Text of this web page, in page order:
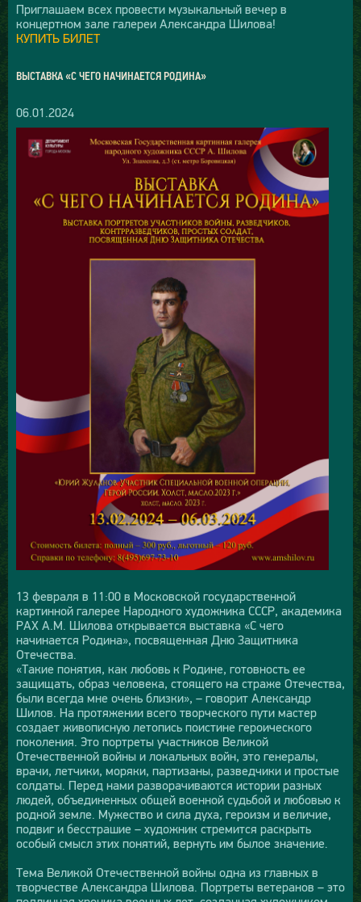
Приглашаем всех провести музыкальный вечер в
концертном зале галереи Александра Шилова!
КУПИТЬ БИЛЕТ
ВЫСТАВКА «С ЧЕГО НАЧИНАЕТСЯ РОДИНА»
06.01.2024
13 февраля в 11:00 в Московской государственной
картинной галерее Народного художника СССР, академика
РАХ А.М. Шилова открывается выставка «С чего
начинается Родина», посвященная Дню Защитника
Отечества.
«Такие понятия, как любовь к Родине, готовность ее
защищать, образ человека, стоящего на страже Отечества,
были всегда мне очень близки», – говорит Александр
Шилов. На протяжении всего творческого пути мастер
создает живописную летопись поистине героического
поколения. Это портреты участников Великой
Отечественной войны и локальных войн, это генералы,
врачи, летчики, моряки, партизаны, разведчики и простые
солдаты. Перед нами разворачиваются истории разных
людей, объединенных общей военной судьбой и любовью к
родной земле. Мужество и сила духа, героизм и величие,
подвиг и бесстрашие – художник стремится раскрыть
особый смысл этих понятий, вернуть им былое значение.
Тема Великой Отечественной войны одна из главных в
творчестве Александра Шилова. Портреты ветеранов – это